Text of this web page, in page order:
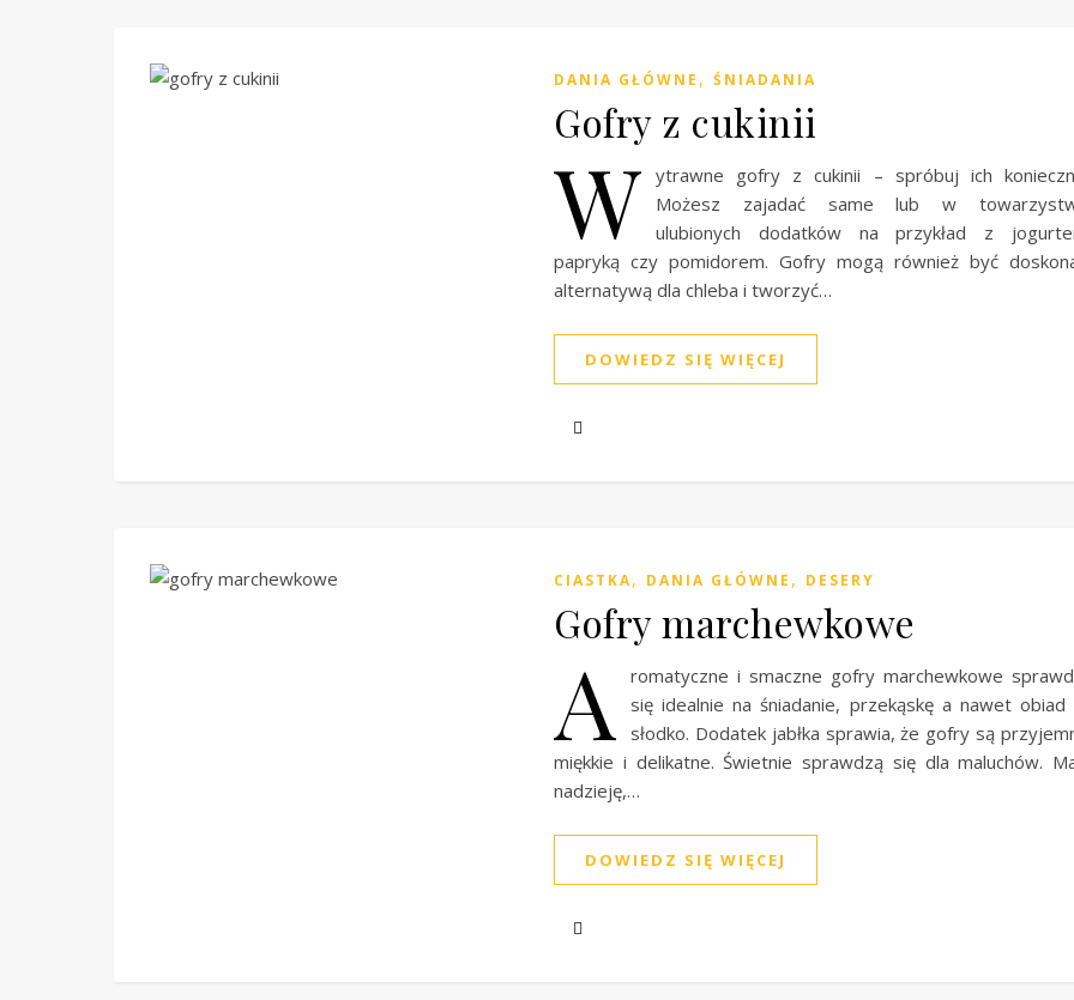
DANIA GŁÓWNE , ŚNIADANIA
Gofry z cukinii
W ytrawne gofry z cukinii – spróbuj ich
Możesz zajadać same lub w
ulubionych dodatków na przykład z
papryką czy pomidorem. Gofry mogą również być
alternatywą dla chleba i tworzyć…
DOWIEDZ SIĘ WIĘCEJ
CIASTKA, DANIA GŁÓWNE , DESERY
Gofry marchewkowe
A
romatyczne i smaczne gofry marchewkowe
się idealnie na śniadanie, przekąskę a nawet obiad
słodko. Dodatek jabłka sprawia, że gofry są
miękkie i delikatne. Świetnie sprawdzą się dla maluchów.
nadzieję,…
DOWIEDZ SIĘ WIĘCEJ